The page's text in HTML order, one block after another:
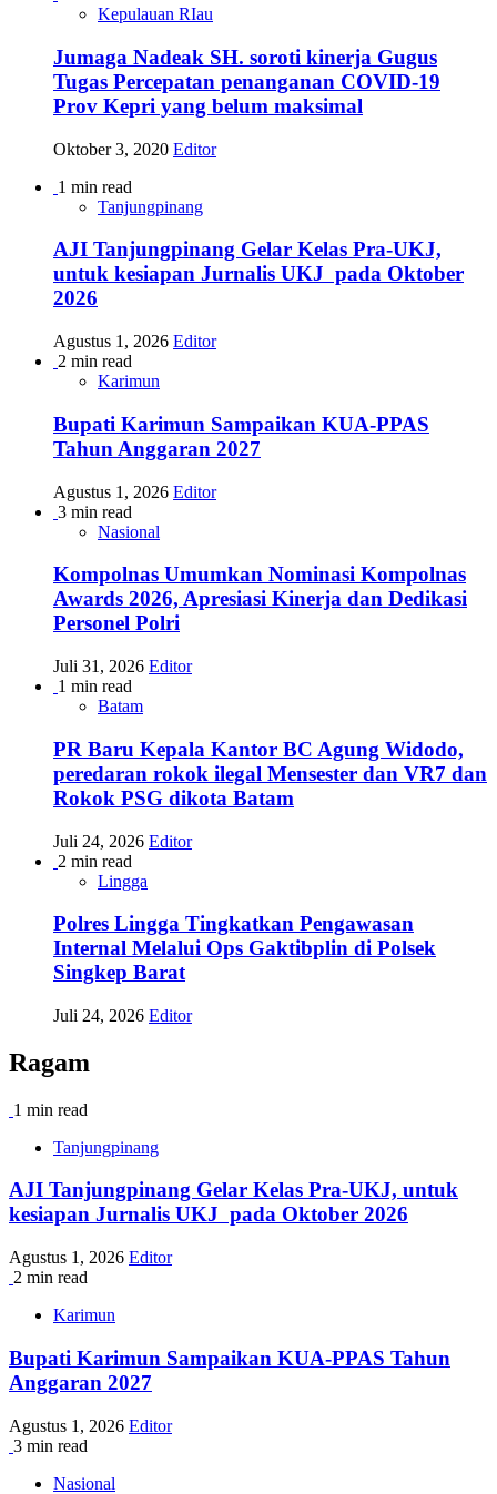
Kepulauan RIau
Jumaga Nadeak SH. soroti kinerja Gugus
Tugas Percepatan penanganan COVID-19
Prov Kepri yang belum maksimal
Oktober 3, 2020 Editor
1 min read
Tanjungpinang
AJI Tanjungpinang Gelar Kelas Pra-UKJ,
untuk kesiapan Jurnalis UKJ pada Oktober
2026
Agustus 1, 2026 Editor
2 min read
Karimun
Bupati Karimun Sampaikan KUA-PPAS
Tahun Anggaran 2027
Agustus 1, 2026 Editor
3 min read
Nasional
Kompolnas Umumkan Nominasi Kompolnas
Awards 2026, Apresiasi Kinerja dan Dedikasi
Personel Polri
Juli 31, 2026 Editor
1 min read
Batam
PR Baru Kepala Kantor BC Agung Widodo,
peredaran rokok ilegal Mensester dan VR7 dan
Rokok PSG dikota Batam
Juli 24, 2026 Editor
2 min read
Lingga
Polres Lingga Tingkatkan Pengawasan
Internal Melalui Ops Gaktibplin di Polsek
Singkep Barat
Juli 24, 2026 Editor
Ragam
1 min read
Tanjungpinang
AJI Tanjungpinang Gelar Kelas Pra-UKJ, untuk
kesiapan Jurnalis UKJ pada Oktober 2026
Agustus 1, 2026 Editor
2 min read
Karimun
Bupati Karimun Sampaikan KUA-PPAS Tahun
Anggaran 2027
Agustus 1, 2026 Editor
3 min read
Nasional